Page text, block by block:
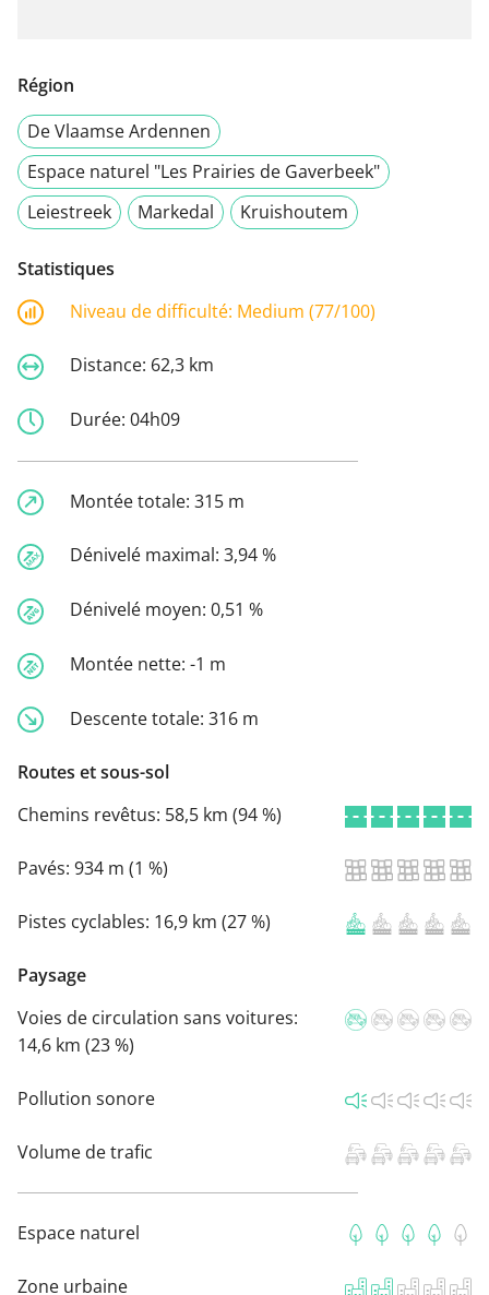
Région
De Vlaamse Ardennen
Espace naturel "Les Prairies de Gaverbeek"
Leiestreek
Markedal Kruishoutem
Statistiques
Niveau de difficulté: Medium (77/100)
Distance: 62,3 km
Durée: 04h09
Montée totale: 315 m
Dénivelé maximal: 3,94 %
Dénivelé moyen: 0,51 %
Montée nette: -1 m
Descente totale: 316 m
Routes et sous-sol
Chemins revêtus: 58,5 km (94 %)
Pavés: 934 m (1 %)
Pistes cyclables: 16,9 km (27 %)
Paysage
Voies de circulation sans voitures:
14,6 km (23 %)
Pollution sonore
Volume de trafic
Espace naturel
Zone urbaine